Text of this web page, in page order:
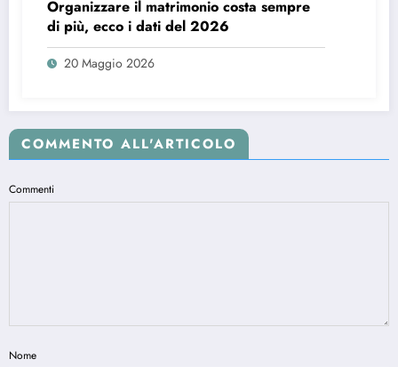
Organizzare il matrimonio costa sempre
di più, ecco i dati del 2026
20 Maggio 2026
COMMENTO ALL'ARTICOLO
Commenti
Nome